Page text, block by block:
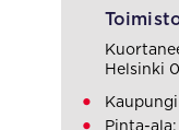
Helsinki
Pinta-